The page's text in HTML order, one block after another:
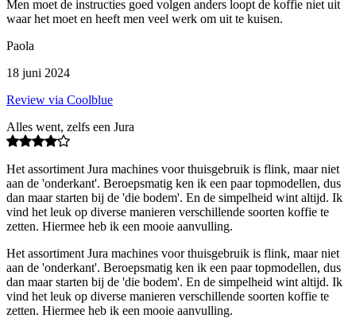
Men moet de instructies goed volgen anders loopt de koffie niet uit
waar het moet en heeft men veel werk om uit te kuisen.
Paola
18 juni 2024
Review via Coolblue
Alles went, zelfs een Jura
Het assortiment Jura machines voor thuisgebruik is flink, maar niet
aan de 'onderkant'. Beroepsmatig ken ik een paar topmodellen, dus
dan maar starten bij de 'die bodem'. En de simpelheid wint altijd. Ik
vind het leuk op diverse manieren verschillende soorten koffie te
zetten. Hiermee heb ik een mooie aanvulling.
Het assortiment Jura machines voor thuisgebruik is flink, maar niet
aan de 'onderkant'. Beroepsmatig ken ik een paar topmodellen, dus
dan maar starten bij de 'die bodem'. En de simpelheid wint altijd. Ik
vind het leuk op diverse manieren verschillende soorten koffie te
zetten. Hiermee heb ik een mooie aanvulling.